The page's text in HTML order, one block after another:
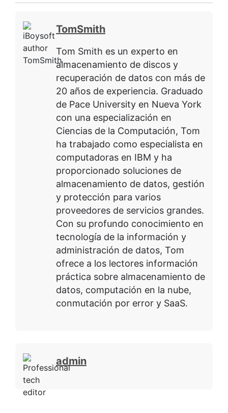
TomSmith
Tom Smith es un experto en
almacenamiento de discos y
recuperación de datos con más de
20 años de experiencia. Graduado
de Pace University en Nueva York
con una especialización en
Ciencias de la Computación, Tom
ha trabajado como especialista en
computadoras en IBM y ha
proporcionado soluciones de
almacenamiento de datos, gestión
y protección para varios
proveedores de servicios grandes.
Con su profundo conocimiento en
tecnología de la información y
administración de datos, Tom
ofrece a los lectores información
práctica sobre almacenamiento de
datos, computación en la nube,
conmutación por error y SaaS.
admin